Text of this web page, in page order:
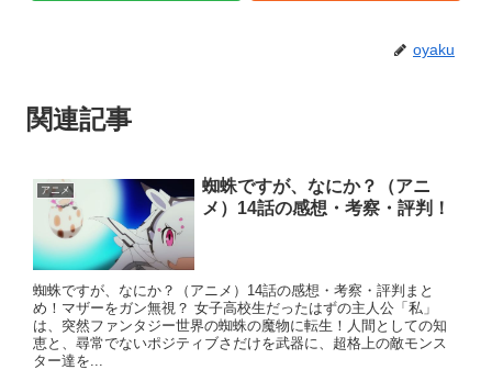
oyaku
関連記事
アニメ
蜘蛛ですが、なにか？（アニ
メ）14話の感想・考察・評判！
蜘蛛ですが、なにか？（アニメ）14話の感想・考察・評判まと
め！マザーをガン無視？ 女子高校生だったはずの主人公「私」
は、突然ファンタジー世界の蜘蛛の魔物に転生！人間としての知
恵と、尋常でないポジティブさだけを武器に、超格上の敵モンス
ター達を...